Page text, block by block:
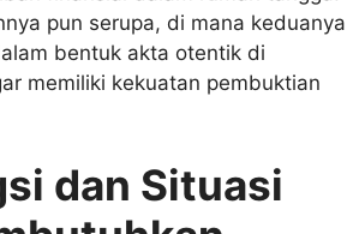
pun serupa, di mana keduanya
bentuk akta otentik di
memiliki kekuatan pembuktian
dan Situasi